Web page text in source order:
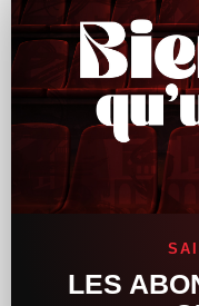
Le CVB52
demi-finale de
masculines de la
LES